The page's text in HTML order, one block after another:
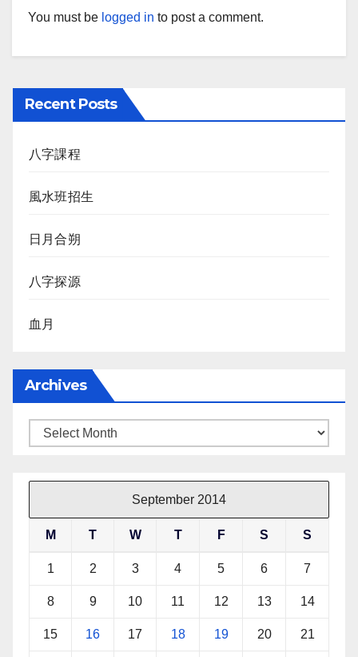
You must be logged in to post a comment.
Recent Posts
八字課程
風水班招生
日月合朔
八字探源
血月
Archives
Archives
September 2014
M T W T F S S
1 2 3 4 5 6 7
8 9 10 11 12 13 14
15 16 17 18 19 20 21